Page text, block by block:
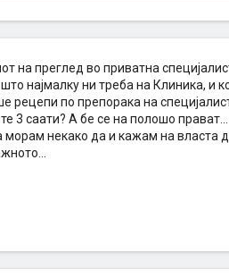
на преглед во приватна
најмалку ни треба на Клиника, и
рецепи по препорака на
3 саати? А бе се на полошо прават...
морам некако да и кажам на власта